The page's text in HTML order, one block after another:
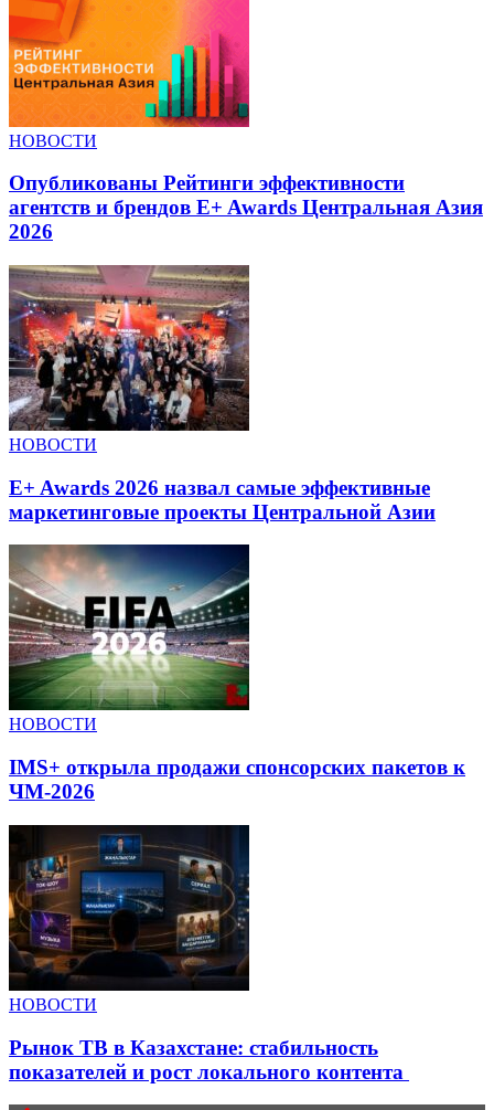
НОВОСТИ
Опубликованы Рейтинги эффективности
агентств и брендов E+ Awards Центральная Азия
2026
НОВОСТИ
E+ Awards 2026 назвал самые эффективные
маркетинговые проекты Центральной Азии
НОВОСТИ
IMS+ открыла продажи спонсорских пакетов к
ЧМ-2026
НОВОСТИ
Рынок ТВ в Казахстане: стабильность
показателей и рост локального контента